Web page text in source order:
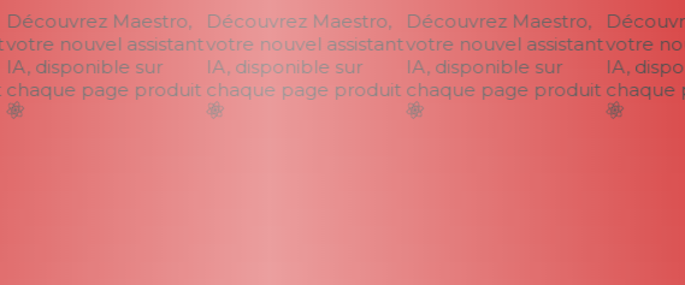
Découvrez Maestro,
nouvel assistant
IA, disponible sur
page produit
Découvrez Maestro,
votre nouvel assistant
IA, disponible sur
chaque page produit
Découvrez Maestro,
votre nouvel assistant
IA, disponible sur
chaque page produit
votre
IA,
chaque